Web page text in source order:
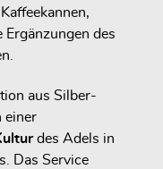
Ergänzungen des
aus Silber-
einer
des Adels in
Das Service